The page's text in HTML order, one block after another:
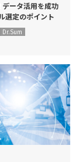
ータ活用を成功
選定のポイント
Dr.Sum